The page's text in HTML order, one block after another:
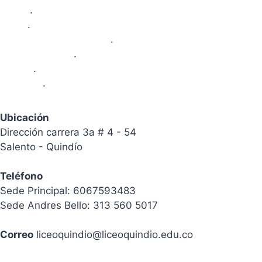
.
.
.
.
.
.
Ubicación
Dirección carrera 3a # 4 - 54
Salento - Quindío
Teléfono
Sede Principal: 6067593483
Sede Andres Bello: 313 560 5017
Correo liceoquindio@liceoquindio.edu.co